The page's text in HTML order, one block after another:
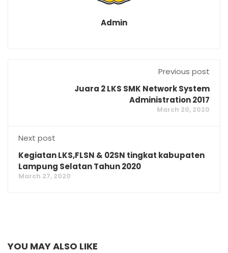
Admin
Previous post
Juara 2 LKS SMK Network System
Administration 2017
March 20, 2020
Next post
Kegiatan LKS,FLSN & 02SN tingkat kabupaten
Lampung Selatan Tahun 2020
March 27, 2020
YOU MAY ALSO LIKE